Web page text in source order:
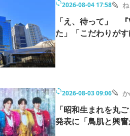
2026-08-04 17:58
「え、待って」
た」「こだわりが
2026-08-03 09:06
「昭和生まれを丸
発表に「鳥肌と興